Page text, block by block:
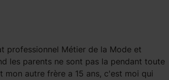
professionnel Métier de la Mode et
les parents ne sont pas la pendant toute
autre frère a 15 ans, c'est moi qui